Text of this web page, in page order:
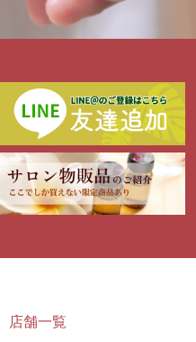
店舗一覧